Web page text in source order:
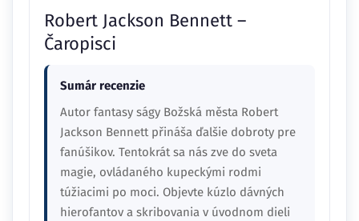
Robert Jackson Bennett –
Čaropisci
Sumár recenzie
Autor fantasy ságy Božská města Robert
Jackson Bennett přináša ďalšie dobroty pre
fanúšikov. Tentokrát sa nás zve do sveta
magie, ovládaného kupeckými rodmi
túžiacimi po moci. Objevte kúzlo dávných
hierofantov a skribovania v úvodnom dieli